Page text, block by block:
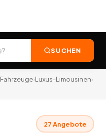
SUCHEN
Fahrzeuge›Luxus-Limousinen›
27Angebote